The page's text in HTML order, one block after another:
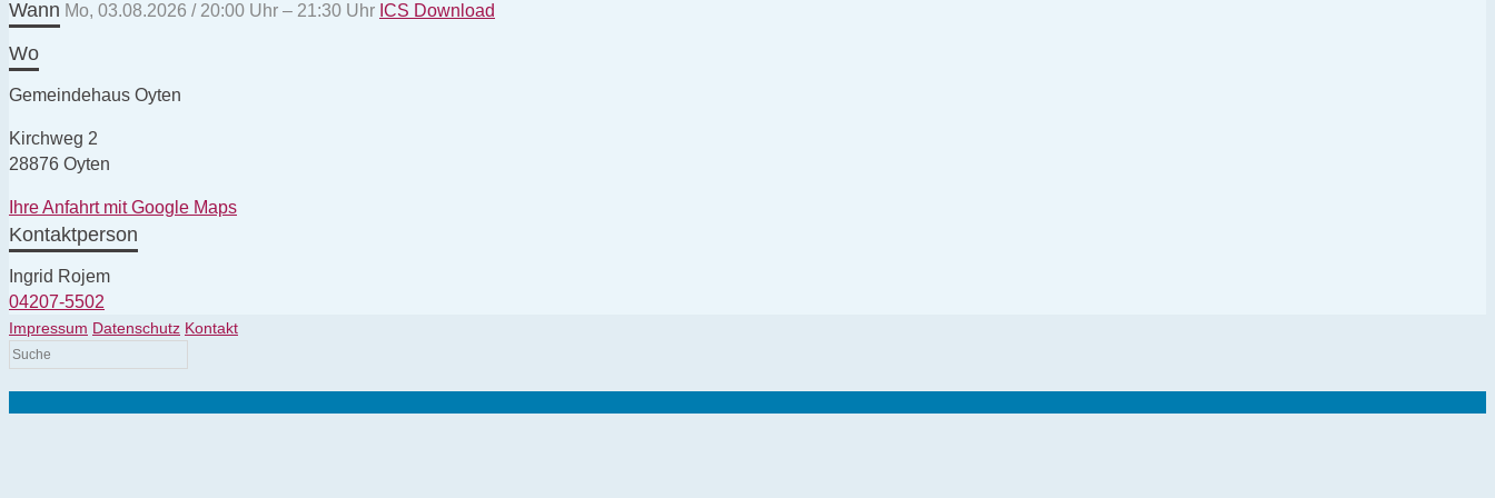
Wann Mo, 03.08.2026 / 20:00 Uhr – 21:30 Uhr ICS Download
Wo
Gemeindehaus Oyten
Kirchweg 2
28876 Oyten
Ihre Anfahrt mit Google Maps
Kontaktperson
Ingrid Rojem
04207-5502
Impressum Datenschutz Kontakt